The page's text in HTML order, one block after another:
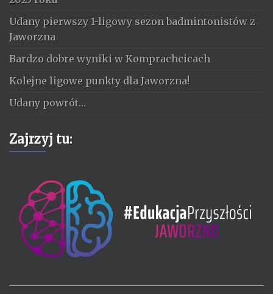
Udany pierwszy 1-ligowy sezon badmintonistów z
Jaworzna
Bardzo dobre wyniki w Komprachcicach
Kolejne ligowe punkty dla Jaworzna!
Udany powrót…
Zajrzyj tu: